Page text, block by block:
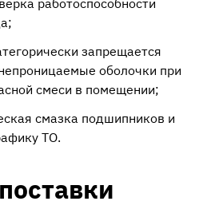
работоспособности
запрещается
оболочки при
смеси в помещении;
смазка подшипников и
ТО.